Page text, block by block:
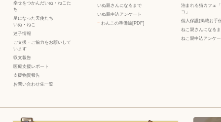
幸せをつかんだいぬ・ねこた
ち
星になった天使たち
いぬ ・ ねこ
迷子情報
ご支援・ご協力をお願いして
います
収支報告
医療支援レポート
支援物資報告
お問い合わせ先一覧
いぬ親さんになるまで
いぬ親申込アンケート
− わんこの準備編[PDF]
泊まれる猫カフェ
コ」
個人保護(掲載お手
ねこ親さんになる
ねこ親申込アンケ